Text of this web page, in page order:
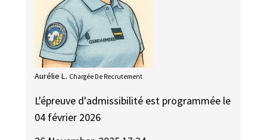
Aurélie L. Chargée De Recrutement
L'épreuve d'admissibilité est programmée le
04 février 2026